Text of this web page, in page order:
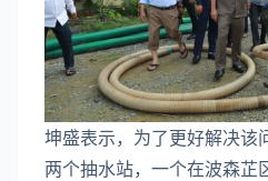
坤盛表示，为了更好解决该
两个抽水站，一个在波森芷